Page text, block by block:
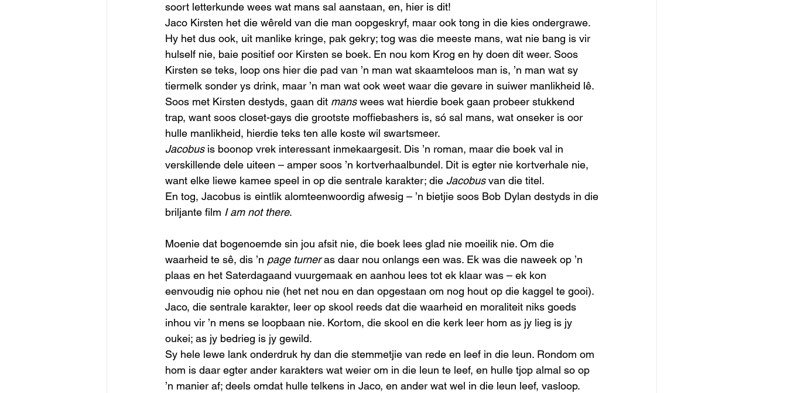
soort letterkunde wees wat mans sal aanstaan, en, hier is dit!
Jaco Kirsten het die wêreld van die man oopgeskryf, maar ook tong in die kies ondergrawe.
Hy het dus ook, uit manlike kringe, pak gekry; tog was die meeste mans, wat nie bang is vir
hulself nie, baie positief oor Kirsten se boek. En nou kom Krog en hy doen dit weer. Soos
Kirsten se teks, loop ons hier die pad van ’n man wat skaamteloos man is, ’n man wat sy
tiermelk sonder ys drink, maar ’n man wat ook weet waar die gevare in suiwer manlikheid lê.
Soos met Kirsten destyds, gaan dit mans wees wat hierdie boek gaan probeer stukkend
trap, want soos closet-gays die grootste moffiebashers is, só sal mans, wat onseker is oor
hulle manlikheid, hierdie teks ten alle koste wil swartsmeer.
Jacobus is boonop vrek interessant inmekaargesit. Dis ’n roman, maar die boek val in
verskillende dele uiteen – amper soos ’n kortverhaalbundel. Dit is egter nie kortverhale nie,
want elke liewe kamee speel in op die sentrale karakter; die Jacobus van die titel.
En tog, Jacobus is eintlik alomteenwoordig afwesig – ’n bietjie soos Bob Dylan destyds in die
briljante film I am not there.
Moenie dat bogenoemde sin jou afsit nie, die boek lees glad nie moeilik nie. Om die
waarheid te sê, dis ’n page turner as daar nou onlangs een was. Ek was die naweek op ’n
plaas en het Saterdagaand vuurgemaak en aanhou lees tot ek klaar was – ek kon
eenvoudig nie ophou nie (het net nou en dan opgestaan om nog hout op die kaggel te gooi).
Jaco, die sentrale karakter, leer op skool reeds dat die waarheid en moraliteit niks goeds
inhou vir ’n mens se loopbaan nie. Kortom, die skool en die kerk leer hom as jy lieg is jy
oukei; as jy bedrieg is jy gewild.
Sy hele lewe lank onderdruk hy dan die stemmetjie van rede en leef in die leun. Rondom om
hom is daar egter ander karakters wat weier om in die leun te leef, en hulle tjop almal so op
’n manier af; deels omdat hulle telkens in Jaco, en ander wat wel in die leun leef, vasloop.